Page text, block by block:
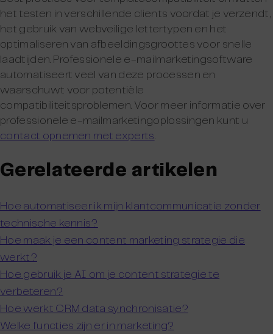
het testen in verschillende clients voordat je verzendt,
het gebruik van webveilige lettertypen en het
optimaliseren van afbeeldingsgroottes voor snelle
laadtijden. Professionele e-mailmarketingsoftware
automatiseert veel van deze processen en
waarschuwt voor potentiële
compatibiliteitsproblemen. Voor meer informatie over
professionele e-mailmarketingoplossingen kunt u
contact opnemen met experts
Gerelateerde artikelen
Hoe automatiseer ik mijn klantcommunicatie zonder
technische kennis?
Hoe maak je een content marketing strategie die
werkt?
Hoe gebruik je AI om je content strategie te
verbeteren?
Hoe werkt CRM data synchronisatie?
Welke functies zijn er in marketing?